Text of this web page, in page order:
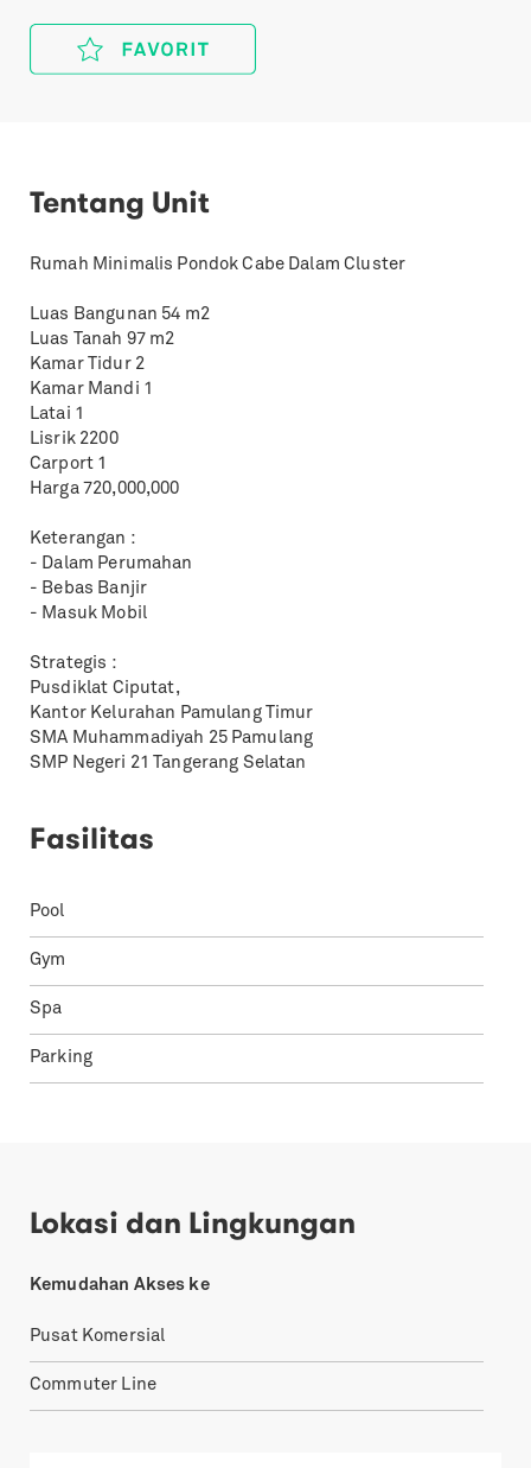
Tentang Unit
Rumah Minimalis Pondok Cabe Dalam Cluster
Luas Bangunan 54 m2
Luas Tanah 97 m2
Kamar Tidur 2
Kamar Mandi 1
Latai 1
Lisrik 2200
Carport 1
Harga 720,000,000
Keterangan :
- Dalam Perumahan
- Bebas Banjir
- Masuk Mobil
Strategis :
Pusdiklat Ciputat,
Kantor Kelurahan Pamulang Timur
SMA Muhammadiyah 25 Pamulang
SMP Negeri 21 Tangerang Selatan
Fasilitas
Pool
Gym
Spa
Parking
Lokasi dan Lingkungan
Kemudahan Akses ke
Pusat Komersial
Commuter Line